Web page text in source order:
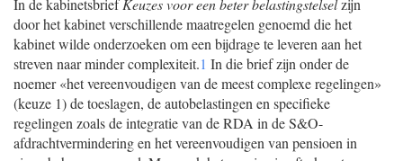
In de kabinetsbriefKeuzes voor een beter belastingstelselzijn
door het kabinet verschillende maatregelen genoemd die het
kabinet wilde onderzoeken om een bijdrage te leveren aan het
streven naar minder complexiteit.1 In die brief zijn onder de
noemer «het vereenvoudigen van de meest complexe regelingen»
(keuze 1) de toeslagen, de autobelastingen en specifieke
regelingen zoals de integratie van de RDA in de S&O-
afdrachtvermindering en het vereenvoudigen van pensioen in